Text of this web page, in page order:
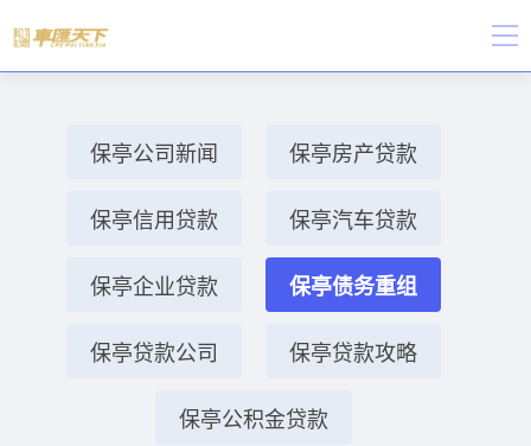
保亭公司新闻 保亭房产贷款
保亭信用贷款 保亭汽车贷款
保亭企业贷款 保亭债务重组
保亭贷款公司 保亭贷款攻略
保亭公积金贷款